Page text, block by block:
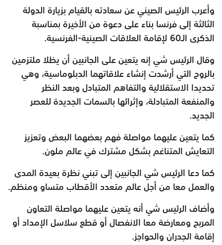
وأعرب الرئيس الصيني عن سعادته بالقيام بزيارة الدولة
الثالثة إلى فرنسا بناء على دعوة من الأخيرة بمناسبة
الذكرى الـ60 لإقامة العلاقات الصينية-الفرنسية.
وقال الرئيس شي إنه يتعين على الجانبين أن يظلا ملتزمين
بالروح التي أرشدت إنشاء علاقاتهما الدبلوماسية، وهي
تحديدا الاستقلالية والتفاهم المتبادل وبعد النظر
والمنفعة المتبادلة، وإثرائها بالسمات الجديدة للعصر
الجديد.
كما يتعين عليهما مواصلة فهم بعضهما البعض وتعزيز
التعايش المتناغم بشكل مشترك في عالم ملون.
كما دعا الرئيس شي الجانبين إلى تبني نظرة بعيدة المدى
والعمل معا من أجل عالم متعدد الأقطاب متساو ومنظم.
وأضاف الرئيس شي أنه يتعين عليهما مواصلة التعاون
المربح ومعارضة معا الانفصال أو قطع سلاسل الإمداد أو
إقامة الجدران والحواجز.